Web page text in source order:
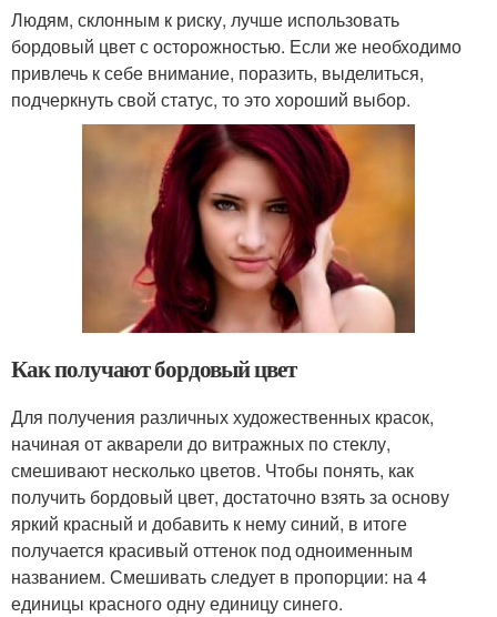
Людям, склонным к риску, лучше использовать
бордовый цвет с осторожностью. Если же необходимо
привлечь к себе внимание, поразить, выделиться,
подчеркнуть свой статус, то это хороший выбор.
Как получают бордовый цвет
Для получения различных художественных красок,
начиная от акварели до витражных по стеклу,
смешивают несколько цветов. Чтобы понять, как
получить бордовый цвет, достаточно взять за основу
яркий красный и добавить к нему синий, в итоге
получается красивый оттенок под одноименным
названием. Смешивать следует в пропорции: на 4
единицы красного одну единицу синего.